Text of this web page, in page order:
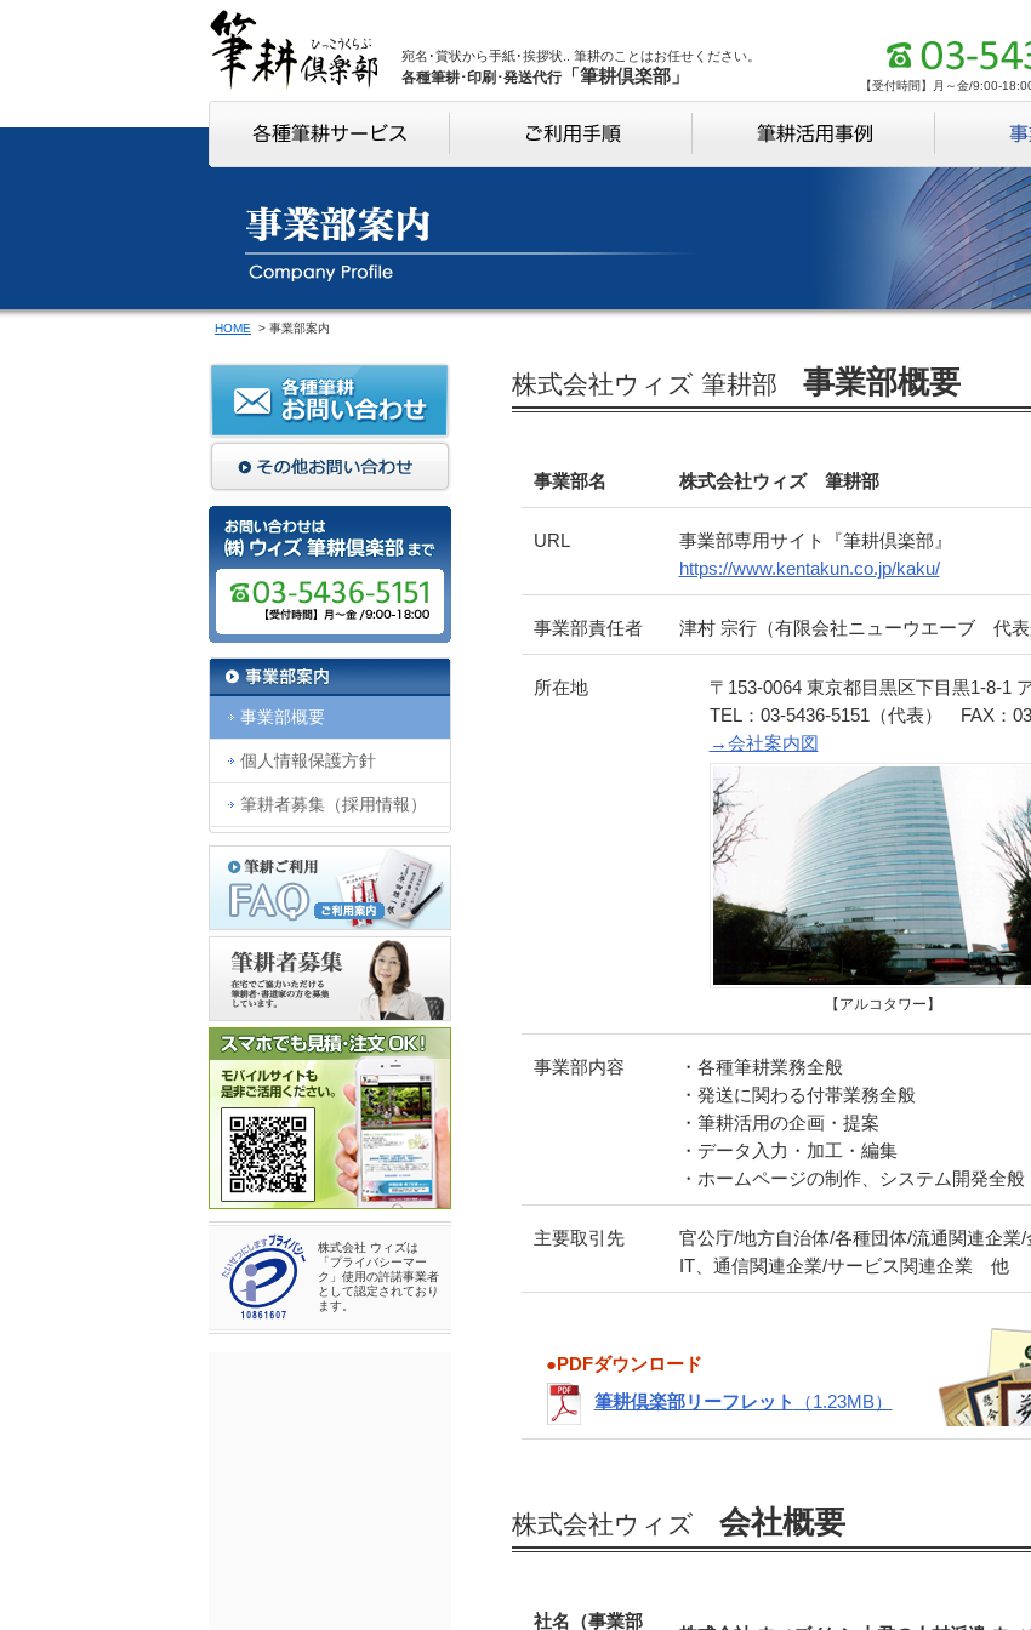
宛名･賞状から手紙･挨拶状.. 筆耕のことはお任せください。
各種筆耕･印刷･発送代行「筆耕倶楽部」 【受付時間】月～金/9:00-
HOME > 事業部案内
事業部概要
個人情報保護方針
筆耕者募集（採用情報）
株式会社 ウィズは
「プライバシーマー
ク」使用の許諾事業者
として認定されており
ます。
株式会社ウィズ 筆耕部 事業部概要
事業部名 株式会社ウィズ 筆耕部
URL
事業部専用サイト『筆耕倶楽部』
https://www.kentakun.co.jp/kaku/
事業部責任者 津村 宗行（有限会社ニューウエーブ 代表
所在地
〒153-0064 東京都目黒区下目黒1-8-1
TEL：03-5436-5151（代表） FAX：
→会社案内図
【アルコタワー】
事業部内容
・各種筆耕業務全般
・発送に関わる付帯業務全般
・筆耕活用の企画・提案
・データ入力・加工・編集
・ホームページの制作、システム開発全般
主要取引先
官公庁/地方自治体/各種団体/流通関連企業
IT、通信関連企業/サービス関連企業 他
●PDFダウンロード
筆耕倶楽部リーフレット
（1.23MB）
株式会社ウィズ 会社概要
社名（事業部